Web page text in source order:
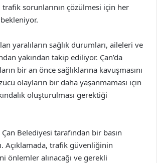
trafik sorunlarının çözülmesi için her
yaralıların sağlık durumları, aileleri ve
yakından takip ediliyor. Çan’da
bir an önce sağlıklarına kavuşmasını
olayların bir daha yaşanmaması için
oluşturulması gerektiği
Çan Belediyesi tarafından bir basın
Açıklamada, trafik güvenliğinin
önlemler alınacağı ve gerekli